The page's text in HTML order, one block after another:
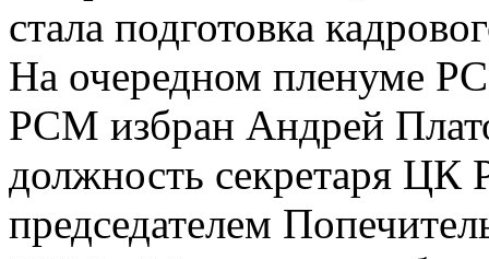
стала подготовка
На очередном пленуме
РСМ избран Андрей
должность секретаря
председателем